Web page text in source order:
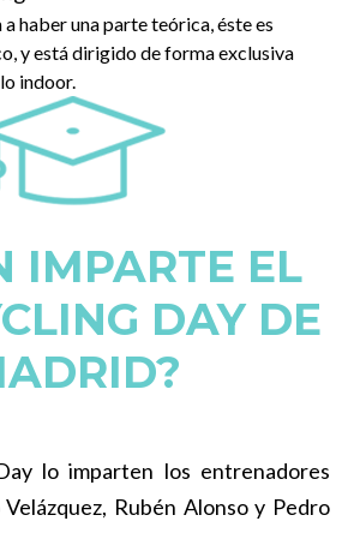
haber una parte teórica, éste es
yestá dirigido de forma exclusiva
indoor.
IMPARTE EL
DAY DE
lo imparten los entrenadores
Rubén Alonso y Pedro